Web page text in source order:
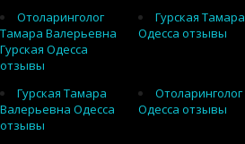
Отоларинголог
Тамара Валерьевна
Гурская Одесса
отзывы
Гурская Тамара
Одесса отзывы
Гурская Тамара
Валерьевна Одесса
отзывы
Отоларинголог
Одесса отзывы